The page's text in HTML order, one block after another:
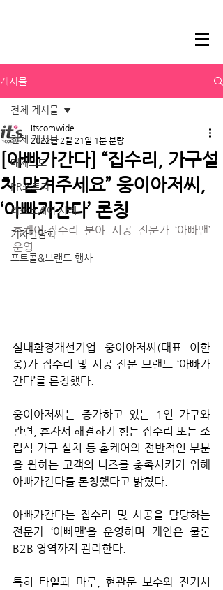
게시물
전체 게시물
매체보도
PR스토리
리스크케어 사례
기자간담회
포토콜&브랜드 행사
전체 게시물
[아빠가간다] “집수리, 가구설
치 맡겨주세요” 웅이아저씨,
‘아빠가간다’ 론칭
Itscomwide
2022년 2월 21일 1분 분량
홈케어·집수리 분야 시공 전문가 ‘아빠맨’
운영
실내환경개선기업 웅이아저씨(대표 이한
웅)가 집수리 및 시공 전문 브랜드 ‘아빠가
간다’를 론칭했다.
웅이아저씨는 증가하고 있는 1인 가구와
관련, 혼자서 해결하기 힘든 집수리 또는 조
립식 가구 설치 등 홈케어의 전반적인 부분
을 원하는 고객의 니즈를 충족시키기 위해
아빠가간다를 론칭했다고 밝혔다.
아빠가간다는 집수리 및 시공을 담당하는
전문가 ‘아빠맨’을 운영하며 개인은 물론
B2B 영역까지 관리한다.
특히 타일과 마루, 현관문 보수와 전기시